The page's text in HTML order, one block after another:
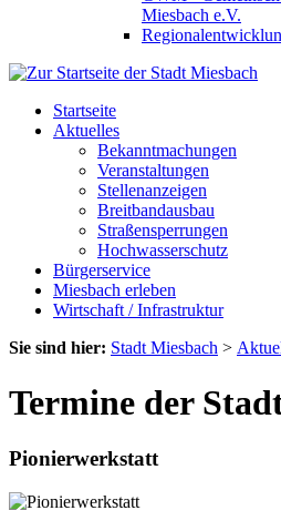
Miesbach e.V.
Startseite
Aktuelles
Bekanntmachungen
Veranstaltungen
Stellenanzeigen
Breitbandausbau
Straßensperrungen
Hochwasserschutz
Bürgerservice
Miesbach erleben
Wirtschaft / Infrastruktur
Sie sind hier: Stadt Miesbach >
Termine der
Pionierwerkstatt